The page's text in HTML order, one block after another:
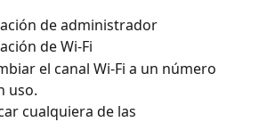
de administrador
de Wi-Fi
el canal Wi-Fi a un número
uso.
cualquiera de las